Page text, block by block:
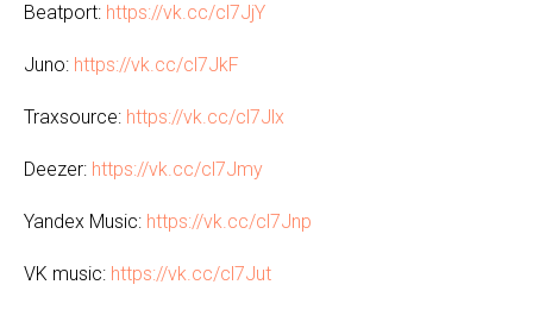
Beatport: https://vk.cc/cl7JjY
Juno: https://vk.cc/cl7JkF
Traxsource: https://vk.cc/cl7Jlx
Deezer: https://vk.cc/cl7Jmy
Yandex Music: https://vk.cc/cl7Jnp
VK music: https://vk.cc/cl7Jut